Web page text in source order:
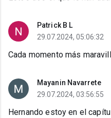
Patrick B L
29.07.2024, 05:06:32
Cada momento más
Mayanin Navarrete
29.07.2024, 03:56:55
Hernando estoy en el